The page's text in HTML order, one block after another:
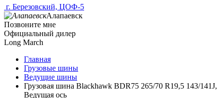
г. Березовский, ЦОФ-5
Алапаевск
Позвоните мне
Официальный дилер
Long March
Главная
Грузовые шины
Ведущие шины
Грузовая шина Blackhawk BDR75 265/70 R19,5 143/141J,
Ведущая ось